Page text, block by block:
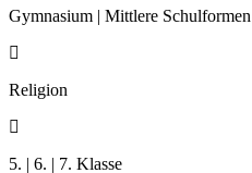
Gymnasium | Mittlere Schulformen

Religion

5. | 6. | 7. Klasse